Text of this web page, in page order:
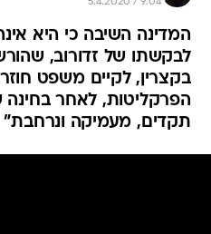
5.4.2020 / 9:04
המדינה השיבה כי היא
לבקשתו של זדורוב,
בקצרין, לקיים משפט
הפרקליטות, לאחר
תקדים, מעמיקה ונרחבת"